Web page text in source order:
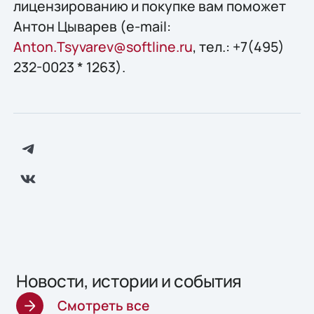
лицензированию и покупке вам поможет
Антон Цыварев (e-mail:
Anton.Tsyvarev@softline.ru, тел.: +7(495)
232-0023 * 1263).
Новости, истории и события
Смотреть все